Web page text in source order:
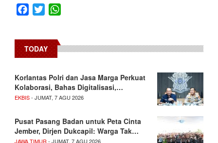
Facebook
Twitter
TODAY
Korlantas Polri dan Jasa Marga Perkuat
Kolaborasi, Bahas Digitalisasi,…
EKBIS- JUMAT, 7 AGU 2026
Pusat Pasang Badan untuk Peta Cinta
Jember, Dirjen Dukcapil: Warga Tak…
JAWA TIMUR- JUMAT, 7 AGU 2026